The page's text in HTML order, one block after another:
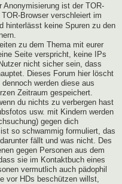
ist der TOR-
TOR-Browser verschleiert im
hinterlässt keine Spuren zu den
zu dem Thema mit eurer
Seite verspricht, keine IPs
nicht sicher sein, dass
Dieses Forum hier löscht
werden diese aus
Zeitraum gespeichert.
du nichts zu verbergen hast
usw. mit Kindern werden
gegen dich
so schwammig formuliert, das
fällt und was nicht. Des
gegen Personen aus dem
sie im Kontaktbuch eines
vermutlich auch pädophil
vor HDs beschützen willst,